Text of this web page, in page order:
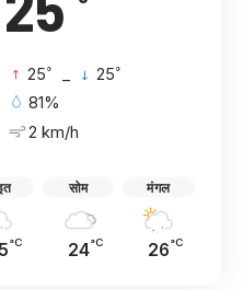
25° 25°
81%
2 km/h
°C
सोम
24°C
मंगल
26°C